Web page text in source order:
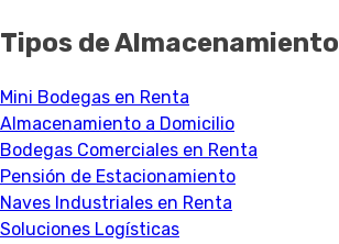
Tipos de Almacenamiento
Mini Bodegas en Renta
Almacenamiento a Domicilio
Bodegas Comerciales en Renta
Pensión de Estacionamiento
Naves Industriales en Renta
Soluciones Logísticas